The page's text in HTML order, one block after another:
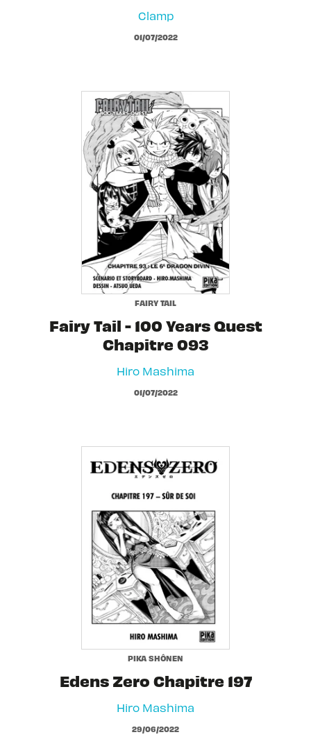
Clamp
01/07/2022
FAIRY TAIL
Fairy Tail - 100 Years Quest
Chapitre 093
Hiro Mashima
01/07/2022
PIKA SHÔNEN
Edens Zero Chapitre 197
Hiro Mashima
29/06/2022